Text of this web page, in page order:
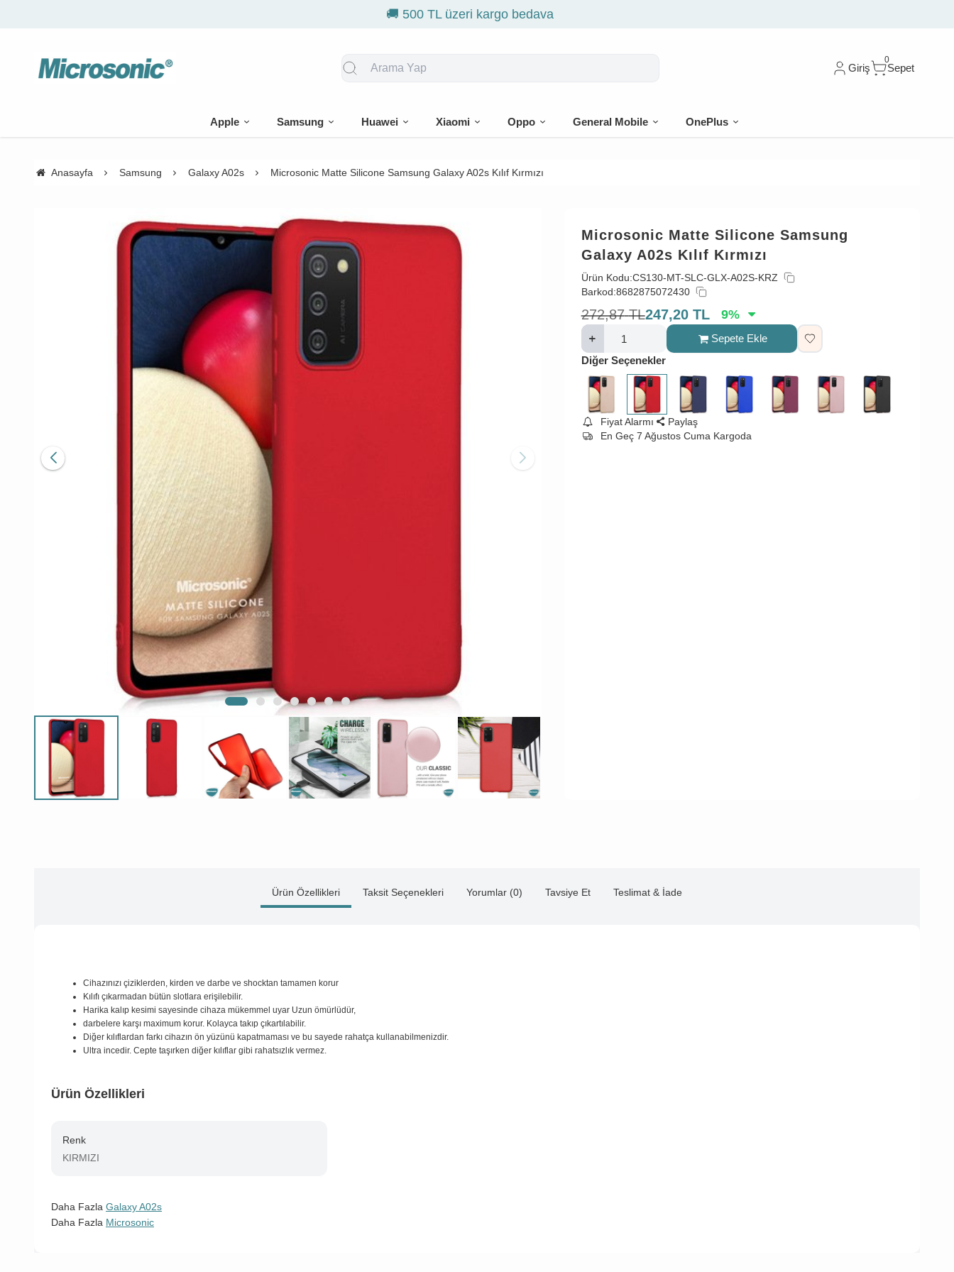
🎁 İlk siparişe %10 indirim
Giriş
0
Sepet
Apple Samsung Huawei Xiaomi Oppo General Mobile OnePlus
Anasayfa Samsung Galaxy A02s Microsonic Matte Silicone Samsung Galaxy A02s Kılıf Kırmızı
Microsonic Matte Silicone Samsung
Galaxy A02s Kılıf Kırmızı
Ürün Kodu:CS130-MT-SLC-GLX-A02S-KRZ
Barkod:8682875072430
272,87 TL247,20 TL 9%
Sepete Ekle
Diğer Seçenekler
Fiyat Alarmı
Paylaş
En Geç 7 Ağustos Cuma Kargoda
Ürün Özellikleri Taksit Seçenekleri Yorumlar (0) Tavsiye Et Teslimat & İade
Cihazınızı çiziklerden, kirden ve darbe ve shocktan tamamen korur
Kılıfı çıkarmadan bütün slotlara erişilebilir.
Harika kalıp kesimi sayesinde cihaza mükemmel uyar Uzun ömürlüdür,
darbelere karşı maximum korur. Kolayca takıp çıkartılabilir.
Diğer kılıflardan farkı cihazın ön yüzünü kapatmaması ve bu sayede rahatça kullanabilmenizdir.
Ultra incedir. Cepte taşırken diğer kılıflar gibi rahatsızlık vermez.
Ürün Özellikleri
Renk
KIRMIZI
Daha Fazla Galaxy A02s
Daha Fazla Microsonic